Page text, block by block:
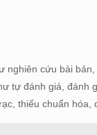
cứu bài
tự đánh giá, đánh
thiếu chuẩn hóa,